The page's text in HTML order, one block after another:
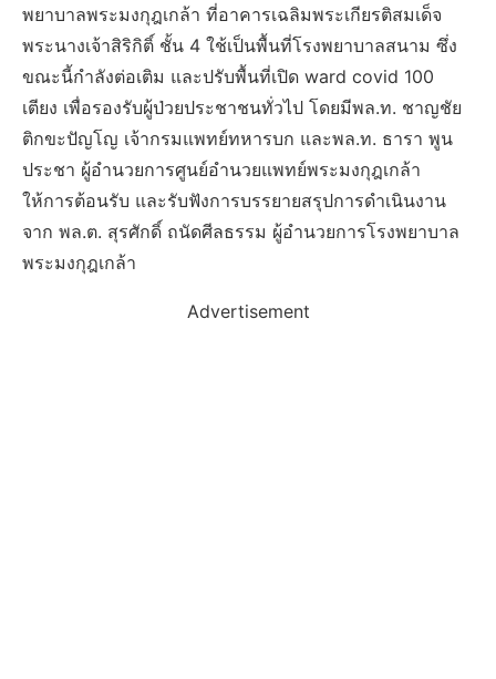
พยาบาลพระมงกุฎเกล้า ที่อาคารเฉลิมพระเกียรติสมเด็จ
พระนางเจ้าสิริกิติ์ ชั้น 4 ใช้เป็นพื้นที่โรงพยาบาลสนาม ซึ่ง
ขณะนี้กำลังต่อเติม และปรับพื้นที่เปิด ward covid 100
เตียง เพื่อรองรับผู้ป่วยประชาชนทั่วไป โดยมีพล.ท. ชาญชัย
ติกขะปัญโญ เจ้ากรมแพทย์ทหารบก และพล.ท. ธารา พูน
ประชา ผู้อำนวยการศูนย์อำนวยแพทย์พระมงกุฎเกล้า
ให้การต้อนรับ และรับฟังการบรรยายสรุปการดำเนินงาน
จาก พล.ต. สุรศักดิ์ ถนัดศีลธรรม ผู้อำนวยการโรงพยาบาล
พระมงกุฎเกล้า
Advertisement